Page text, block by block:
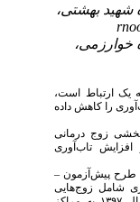
بهشتی،
ارتباط است،
را کاهش داده
زوج درمانی
تاب‌آوری
پیش‌آزمون –
شامل زوج‌هایی